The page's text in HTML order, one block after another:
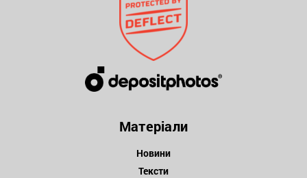
Матеріали
Новини
Тексти